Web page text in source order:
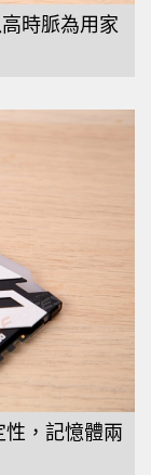
時脈為用家
，記憶體兩